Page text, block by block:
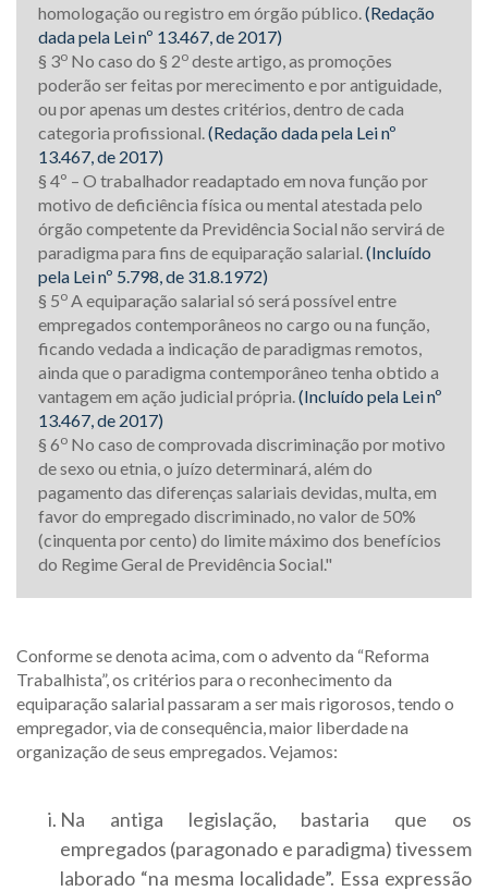
homologação ou registro em órgão público.(Redação
dada pela Lei nº 13.467, de 2017)
§ 3o No caso do § 2o deste artigo, as promoções
poderão ser feitas por merecimento e por antiguidade,
ou por apenas um destes critérios, dentro de cada
categoria profissional.(Redação dada pela Lei nº
13.467, de 2017)
§ 4º – O trabalhador readaptado em nova função por
motivo de deficiência física ou mental atestada pelo
órgão competente da Previdência Social não servirá de
paradigma para fins de equiparação salarial.(Incluído
pela Lei nº 5.798, de 31.8.1972)
§ 5o A equiparação salarial só será possível entre
empregados contemporâneos no cargo ou na função,
ficando vedada a indicação de paradigmas remotos,
ainda que o paradigma contemporâneo tenha obtido a
vantagem em ação judicial própria.(Incluído pela Lei nº
13.467, de 2017)
§ 6o No caso de comprovada discriminação por motivo
de sexo ou etnia, o juízo determinará, além do
pagamento das diferenças salariais devidas, multa, em
favor do empregado discriminado, no valor de 50%
(cinquenta por cento) do limite máximo dos benefícios
do Regime Geral de Previdência Social."
Conforme se denota acima, com o advento da “Reforma
Trabalhista”, os critérios para o reconhecimento da
equiparação salarial passaram a ser mais rigorosos, tendo o
empregador, via de consequência, maior liberdade na
organização de seus empregados. Vejamos:
Na antiga legislação, bastaria que os
empregados (paragonado e paradigma) tivessem
laborado “na mesma localidade”. Essa expressão